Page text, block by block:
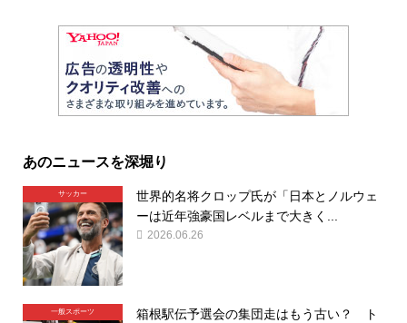
あのニュースを深堀り
サッカー
世界的名将クロップ氏が「日本とノルウェ
ーは近年強豪国レベルまで大きく...
2026.06.26
一般スポーツ
箱根駅伝予選会の集団走はもう古い？ ト